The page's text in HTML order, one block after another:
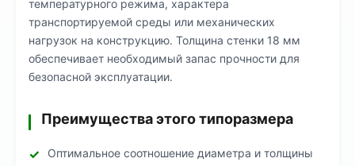
температурного режима, характера
транспортируемой среды или механических
нагрузок на конструкцию. Толщина стенки 18 мм
обеспечивает необходимый запас прочности для
безопасной эксплуатации.
Преимущества этого типоразмера
Оптимальное соотношение диаметра и толщины